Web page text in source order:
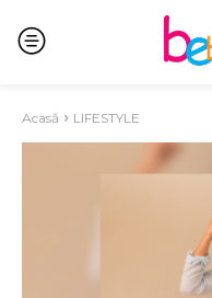
Acasă LIFESTYLE